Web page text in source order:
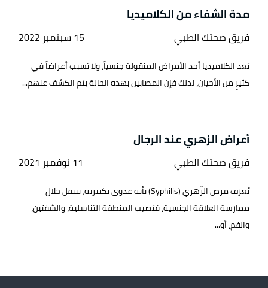
مدة الشفاء من الكلاميديا
فريق صحتك الطبي 15 سبتمبر 2022
تعد الكلاميديا أحد الأمراض المنقولة جنسياً، ولا تسبب أعراضاً في
كثيرٍ من الأحيان، لذلك فإن المصابين بهذه الحالة يتم الكشف عنهم...
أعراض الزهري عند الرجال
فريق صحتك الطبي 11 نوفمبر 2021
يُعرَف مرض الزّهري (Syphilis) بأنه عدوى بكتيرية، تنتقل خلال
ممارسة العلاقة الجنسية، فتصيب المنطقة التناسلية، والشفتين،
والفم، أو...